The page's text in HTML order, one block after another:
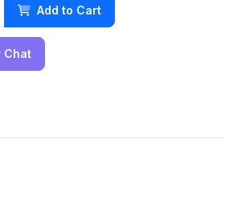
Add to Cart
Chat